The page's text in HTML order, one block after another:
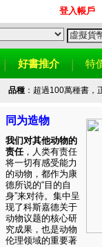
登入帳戶
好書推介 特
品種：超過100萬種書，
同为造物
我们对其他动物的
责任，人类有责任
将一切有感受能力
的动物，都作为康
德所说的“目的自
身”来对待。集中呈
现了科斯嘉德关于
动物议题的核心研
究成果，也是动物
伦理领域的重要著